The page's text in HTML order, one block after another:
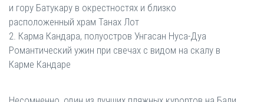
и гору Батукару в окрестностях и близко
расположенный храм Танах Лот
2. Карма Кандара, полуостров Унгасан Нуса-Дуа
Романтический ужин при свечах с видом на скалу в
Карме Кандаре